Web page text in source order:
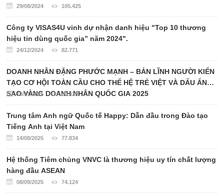
29/08/2024 105.425
Công ty VISAS4U vinh dự nhận danh hiệu "Top 10 thương
hiệu tin dùng quốc gia” năm 2024".
24/12/2024 82.771
DOANH NHÂN ĐẶNG PHƯỚC MẠNH – BẢN LĨNH NGƯỜI KIẾN
TẠO CƠ HỘI TOÀN CẦU CHO THẾ HỆ TRẺ VIỆT VÀ DẤU ẤN
SAO VÀNG DOANH NHÂN QUỐC GIA 2025
13/11/2025 80.426
Trung tâm Anh ngữ Quốc tế Happy: Dẫn đầu trong Đào tạo
Tiếng Anh tại Việt Nam
14/08/2025 77.834
Hệ thống Tiêm chủng VNVC là thương hiệu uy tín chất lượng
hàng đầu ASEAN
08/09/2025 74.124